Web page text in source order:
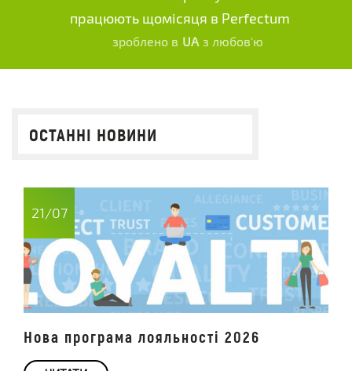
працюють щомісяця в Perfectum
зроблено в UA з любов'ю
ОСТАННІ НОВИНИ
21/07
Нова програма лояльності 2026